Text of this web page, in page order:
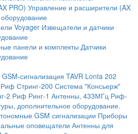
PRO) Управление и расширители (AX
Voyager Извещатели и датчики
панели и комплекты Датчики
сигнализация TAVR Lonta 202
Риф Стринг-200 Система "Консьерж"
2 Риф Ринг-1 Антенны, 433МГц Риф-
дополнительное оборудование.
GSM сигнализации Приборы
оповещатели Антенны для